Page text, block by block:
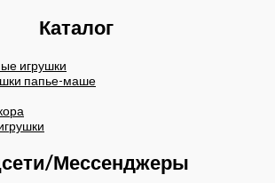
Каталог
игрушки
папье-маше
Мессенджеры